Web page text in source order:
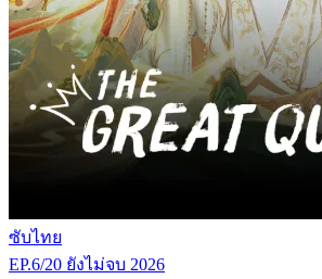
ซับไทย
EP.6/20 ยังไม่จบ 2026